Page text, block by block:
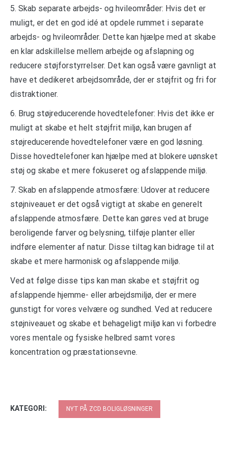
5. Skab separate arbejds- og hvileområder: Hvis det er
muligt, er det en god idé at opdele rummet i separate
arbejds- og hvileområder. Dette kan hjælpe med at skabe
en klar adskillelse mellem arbejde og afslapning og
reducere støjforstyrrelser. Det kan også være gavnligt at
have et dedikeret arbejdsområde, der er støjfrit og fri for
distraktioner.
6. Brug støjreducerende hovedtelefoner: Hvis det ikke er
muligt at skabe et helt støjfrit miljø, kan brugen af
støjreducerende hovedtelefoner være en god løsning.
Disse hovedtelefoner kan hjælpe med at blokere uønsket
støj og skabe et mere fokuseret og afslappende miljø.
7. Skab en afslappende atmosfære: Udover at reducere
støjniveauet er det også vigtigt at skabe en generelt
afslappende atmosfære. Dette kan gøres ved at bruge
beroligende farver og belysning, tilføje planter eller
indføre elementer af natur. Disse tiltag kan bidrage til at
skabe et mere harmonisk og afslappende miljø.
Ved at følge disse tips kan man skabe et støjfrit og
afslappende hjemme- eller arbejdsmiljø, der er mere
gunstigt for vores velvære og sundhed. Ved at reducere
støjniveauet og skabe et behageligt miljø kan vi forbedre
vores mentale og fysiske helbred samt vores
koncentration og præstationsevne.
KATEGORI: NYT PÅ ZCD BOLIGLØSNINGER